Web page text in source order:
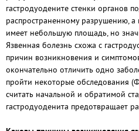
гастродуодените стенки органов
распространенному разрушению,
имеет небольшую площадь, но
Язвенная болезнь схожа с
причин возникновения и
окончательно отличить одно
пройти некоторые обследования
считать начальной и обратимой
гастродуоденита предотвращает